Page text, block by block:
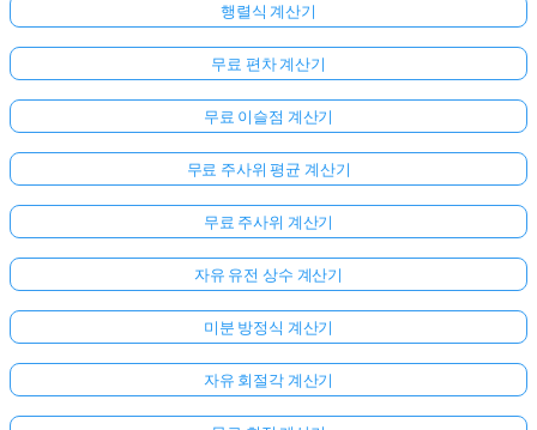
행렬식 계산기
무료 편차 계산기
무료 이슬점 계산기
무료 주사위 평균 계산기
무료 주사위 계산기
자유 유전 상수 계산기
미분 방정식 계산기
자유 회절각 계산기